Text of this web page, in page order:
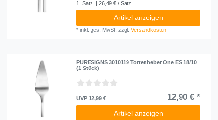
1 Satz | 26,49 € / Satz
Artikel anzeigen
*inkl. ges. MwSt. zzgl.Versandkosten
PURESIGNS 3010119 Tortenheber One ES 18/10
(1 Stück)
UVP 12,99 € 12,90 € *
Artikel anzeigen